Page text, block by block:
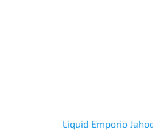
Liquid Emporio